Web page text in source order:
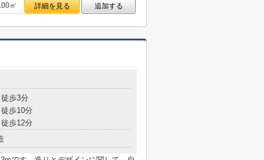
㎡ 詳細を見る 追加する
徒歩3分
徒歩10分
徒歩12分